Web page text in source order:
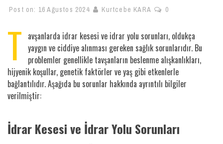
Post on: 16 Ağustos 2024 Kurtcebe KARA 0
T avşanlarda idrar kesesi ve idrar yolu sorunları, oldukça
yaygın ve ciddiye alınması gereken sağlık sorunlarıdır. Bu
problemler genellikle tavşanların beslenme alışkanlıkları,
hijyenik koşullar, genetik faktörler ve yaş gibi etkenlerle
bağlantılıdır. Aşağıda bu sorunlar hakkında ayrıntılı bilgiler
verilmiştir:
İdrar Kesesi ve İdrar Yolu Sorunları